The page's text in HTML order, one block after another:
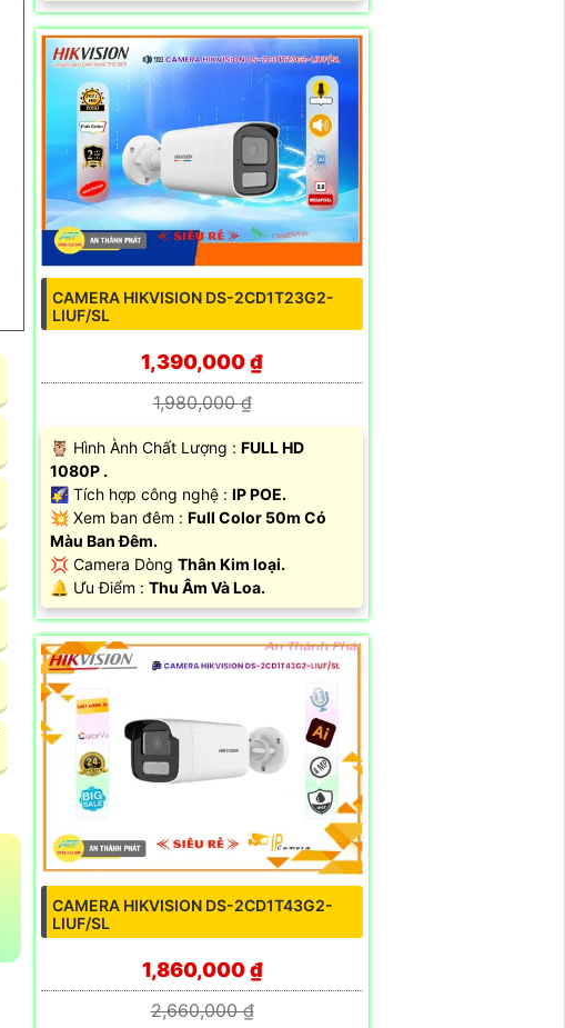
CAMERA HIKVISION DS-2CD1T23G2-
LIUF/SL
1,390,000 ₫
1,980,000 ₫
🦉 Hình Ành Chất Lượng : FULL HD
1080P .
🌠 Tích hợp công nghệ : IP POE.
💥 Xem ban đêm : Full Color 50m Có
Màu Ban Ðêm.
💢 Camera Dòng Thân Kim loại.
️🔔 Ưu Điểm : Thu Âm Và Loa.
CAMERA HIKVISION DS-2CD1T43G2-
LIUF/SL
1,860,000 ₫
2,660,000 ₫